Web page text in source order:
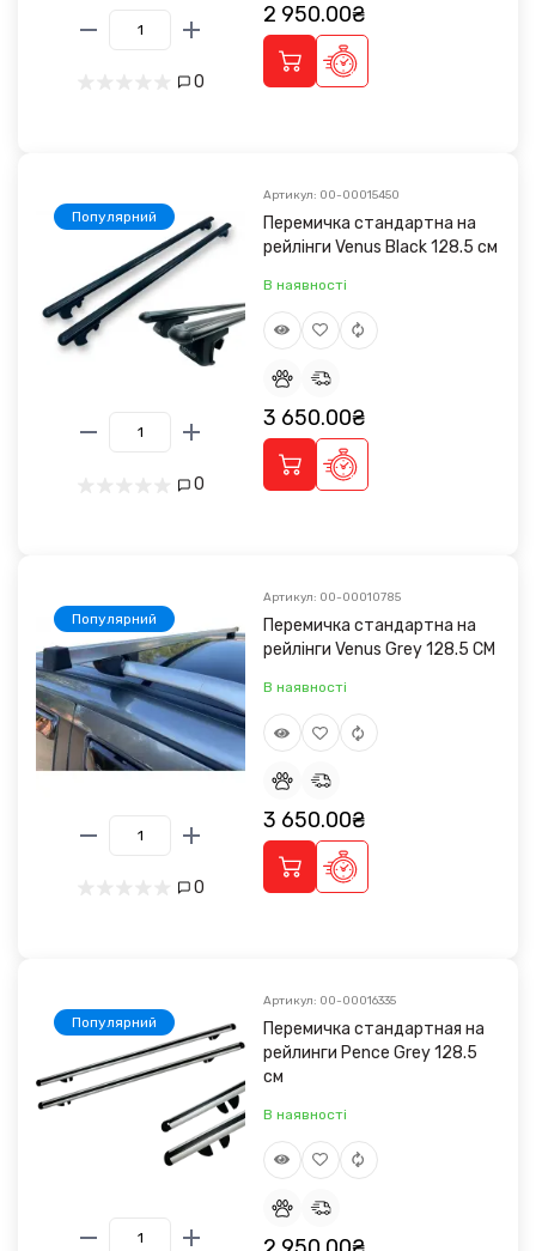
0
2 950.00₴
Популярний
0
Артикул: 00-00015450
Перемичка стандартна на
рейлінги Venus Black 128.5 см
В наявності
3 650.00₴
Популярний
0
Артикул: 00-00010785
Перемичка стандартна на
рейлінги Venus Grey 128.5 CM
В наявності
3 650.00₴
Популярний
Артикул: 00-00016335
Перемичка стандартная на
рейлинги Pence Grey 128.5
см
В наявності